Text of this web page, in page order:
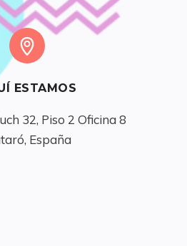
ESTAMOS
32, Piso 2 Oficina 8
España